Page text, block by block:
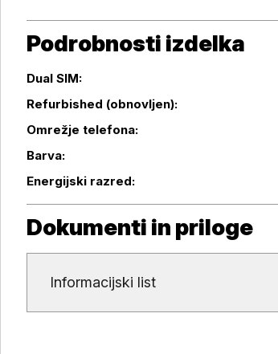
Podrobnosti izdelka
Podrobnosti izdelka
Dual SIM:
Refurbished (obnovljen):
Omrežje telefona:
Barva:
Energijski razred:
Dokumenti in priloge
Informacijski list